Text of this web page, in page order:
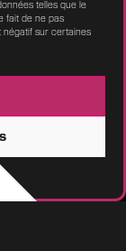
telles que le
fait de ne pas
négatif sur certaines